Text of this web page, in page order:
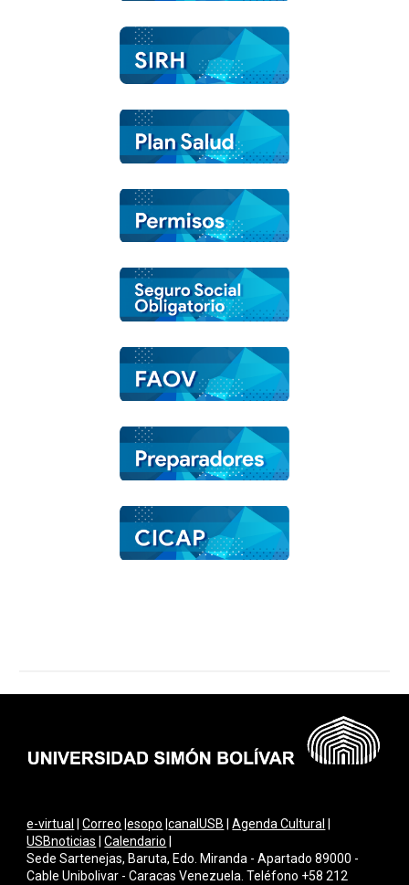
e-virtual |Correo |esopo |canalUSB |Agenda Cultural
USBnoticias |Calendario
Sede Sartenejas, Baruta, Edo. Miranda - Apartado 89000 -
Cable Unibolivar - Caracas Venezuela. Teléfono +58 212